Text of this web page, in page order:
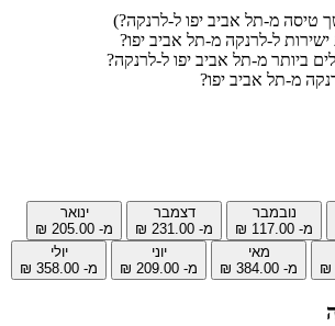
טיסה מ-תל אביב יפו ל-לרנקה?)
ל-לרנקה מ-תל אביב יפו?
ביותר מ-תל אביב יפו ל-לרנקה?
מ-תל אביב יפו?
נובמבר
מ- ‏117.00 ‏₪
דצמבר
מ- ‏231.00 ‏₪
ינואר
מ- ‏205.00 ‏₪
מאי
מ- ‏384.00 ‏₪
יוני
מ- ‏209.00 ‏₪
יולי
מ- ‏358.00 ‏₪